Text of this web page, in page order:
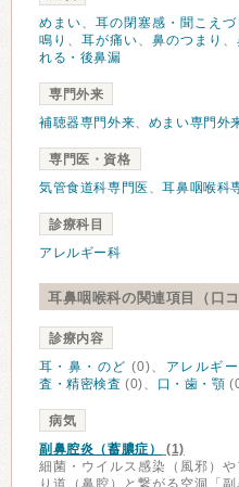
めまい、 耳の閉塞感・聞こえづ
鳴り 、 耳が痛い、 鼻のつまり 、
れる・後鼻漏
専門外来
補聴器専門外来、 めまい専門外
専門医・資格
気管食道科専門医 、耳鼻咽喉科
診療科目
アレルギー科
耳鼻咽喉科の関連項目（口コ
診療内容
耳・鼻・のど (0)、 アレルギー
査・精密検査 (0)、 口・歯・顎
病気
副鼻腔炎（蓄膿症）
(1)
細菌・ウイルス感染（風邪）
り道（鼻腔）と繋がる空洞「